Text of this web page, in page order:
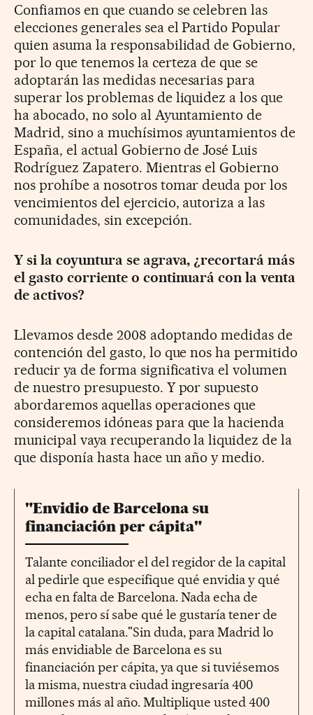
Confiamos en que cuando se celebren las
elecciones generales sea el Partido Popular
quien asuma la responsabilidad de Gobierno,
por lo que tenemos la certeza de que se
adoptarán las medidas necesarias para
superar los problemas de liquidez a los que
ha abocado, no solo al Ayuntamiento de
Madrid, sino a muchísimos ayuntamientos de
España, el actual Gobierno de José Luis
Rodríguez Zapatero. Mientras el Gobierno
nos prohíbe a nosotros tomar deuda por los
vencimientos del ejercicio, autoriza a las
comunidades, sin excepción.
Y si la coyuntura se agrava, ¿recortará más
el gasto corriente o continuará con la venta
de activos?
Llevamos desde 2008 adoptando medidas de
contención del gasto, lo que nos ha permitido
reducir ya de forma significativa el volumen
de nuestro presupuesto. Y por supuesto
abordaremos aquellas operaciones que
consideremos idóneas para que la hacienda
municipal vaya recuperando la liquidez de la
que disponía hasta hace un año y medio.
"Envidio de Barcelona su
financiación per cápita"
Talante conciliador el del regidor de la capital
al pedirle que especifique qué envidia y qué
echa en falta de Barcelona. Nada echa de
menos, pero sí sabe qué le gustaría tener de
la capital catalana."Sin duda, para Madrid lo
más envidiable de Barcelona es su
financiación per cápita, ya que si tuviésemos
la misma, nuestra ciudad ingresaría 400
millones más al año. Multiplique usted 400